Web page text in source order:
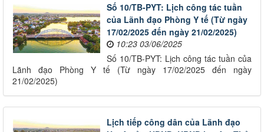
Số 10/TB-PYT: Lịch công tác tuần
của Lãnh đạo Phòng Y tế (Từ ngày
17/02/2025 đến ngày 21/02/2025)
10:23 03/06/2025
Số 10/TB-PYT: Lịch công tác tuần của
Lãnh đạo Phòng Y tế (Từ ngày 17/02/2025 đến ngày
21/02/2025)
Lịch tiếp công dân của Lãnh đạo